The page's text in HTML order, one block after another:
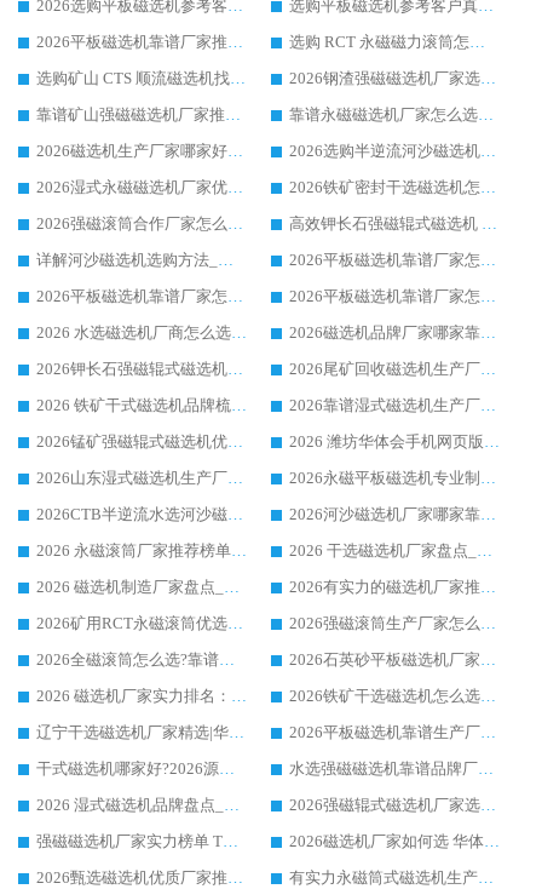
2026选购平板磁选机参考客户真实体验，华体会手机网页版-华体会(中国) 厂家行业口碑排名前列
选购平板磁选机参考客户真实体验，华体会手机网页版-华体会(中国) 厂家依托行业口碑收获大量客户认可
2026平板磁选机靠谱厂家推荐_ 华体会手机网页版-华体会(中国) 凭借良好口碑获得众多客户认可
选购 RCT 永磁磁力滚筒怎么选?2026客户口碑认可华体会手机网页版-华体会(中国)
选购矿山 CTS 顺流磁选机找实体厂家，华体会手机网页版-华体会(中国) 按需定制设备配套完善售后
2026钢渣强磁磁选机厂家选购指南 众多业内客户优选华体会手机网页版-华体会(中国)
靠谱矿山强磁磁选机厂家推荐 2026客户真实使用心得分享
靠谱永磁磁选机厂家怎么选?福建客户真实体验分享华体会手机网页版-华体会(中国) 品牌
2026磁选机生产厂家哪家好?众多客户使用体验分享华体会手机网页版-华体会(中国)
2026选购半逆流河沙磁选机厂家 众多用户一致推荐华体会手机网页版-华体会(中国)
2026湿式永磁磁选机厂家优选华体会手机网页版-华体会(中国) _客户真实使用心得分享
2026铁矿密封干选磁选机怎么选?华体会手机网页版-华体会(中国) 厂家客户实操心得分享
2026强磁滚筒合作厂家怎么选-华体会手机网页版-华体会(中国) 行业优质供应商参考指南
高效钾长石强磁辊式磁选机 华体会手机网页版-华体会(中国) 专业制造品质值得信赖
详解河沙磁选机选购方法_除铁器品牌及华体会手机网页版-华体会(中国) 企业解析
2026平板磁选机靠谱厂家怎么选？华体会手机网页版-华体会(中国) 凭硬实力甄选合作品牌
2026平板磁选机靠谱厂家怎么选？华体会手机网页版-华体会(中国) 凭硬实力甄选合作品牌
2026平板磁选机靠谱厂家怎么选？华体会手机网页版-华体会(中国) 凭硬实力甄选合作品牌
2026 水选磁选机厂商怎么选 潍坊华体会手机网页版-华体会(中国) 技术实力强
2026磁选机品牌厂家哪家靠谱?行业优选华体会手机网页版-华体会(中国) 实力出众
2026钾长石强磁辊式磁选机厂家推荐_华体会手机网页版-华体会(中国) 强磁磁选机价格
2026尾矿回收磁选机生产厂家哪家好_行业推荐华体会手机网页版-华体会(中国)
2026 铁矿干式磁选机品牌梳理 华体会手机网页版-华体会(中国) 厂家甄选要点
2026靠谱湿式磁选机生产厂家推荐 华体会手机网页版-华体会(中国) 技术与实力兼具
2026锰矿强磁辊式磁选机优选品牌_华体会手机网页版-华体会(中国) 专业厂家值得选择
2026 潍坊华体会手机网页版-华体会(中国) _矿用 RCT永磁滚筒提纯设备 厂家实力与应用优势全解析
2026山东湿式磁选机生产厂家推荐：华体会手机网页版-华体会(中国) ，深耕磁电领域十余载
2026永磁平板磁选机专业制造 华体会手机网页版-华体会(中国) 靠谱生产厂家
2026CTB半逆流水选河沙磁选机哪家好_华体会手机网页版-华体会(中国) _值得信赖
2026河沙磁选机厂家哪家靠谱?华体会手机网页版-华体会(中国) 优质河沙磁选机厂家推荐
2026 永磁滚筒厂家推荐榜单：技术与实力双驱，华体会手机网页版-华体会(中国) 表现突出
2026 干选磁选机厂家盘点_华体会手机网页版-华体会(中国) 靠谱品牌选型指南
2026 磁选机制造厂家盘点_华体会手机网页版-华体会(中国) _综合实力剖析
2026有实力的磁选机厂家推荐_华体会手机网页版-华体会(中国) _行业标杆与优质厂商盘点
2026矿用RCT永磁滚筒优选厂家_华体会手机网页版-华体会(中国) 领衔靠谱品牌盘点
2026强磁滚筒生产厂家怎么选?行业口碑推荐华体会手机网页版-华体会(中国)
2026全磁滚筒怎么选?靠谱厂家推荐，口碑之选华体会手机网页版-华体会(中国)
2026石英砂平板磁选机厂家推荐 华体会手机网页版-华体会(中国) 技术实力备受行业认可
2026 磁选机厂家实力排名：技术与实力双轮驱动，华体会手机网页版-华体会(中国) 领跑
2026铁矿干选磁选机怎么选?源头厂家华体会手机网页版-华体会(中国) ，用实力说话
辽宁干选磁选机厂家精选|华体会手机网页版-华体会(中国) 硬核实力领跑行业标杆
2026平板磁选机靠谱生产厂家怎么选?行业标杆华体会手机网页版-华体会(中国) ，凭硬实力脱颖而出
干式磁选机哪家好?2026源头厂家推荐_华体会手机网页版-华体会(中国) 强磁磁选机生产厂家
水选强磁磁选机靠谱品牌厂家推荐：华体会手机网页版-华体会(中国) ，技术实力与口碑双在线
2026 湿式磁选机品牌盘点_华体会手机网页版-华体会(中国) _内行认可的靠谱厂家
2026强磁辊式磁选机厂家选购技巧_认准华体会手机网页版-华体会(中国) 生产厂家
强磁磁选机厂家实力榜单 TOP3：华体会手机网页版-华体会(中国) 稳居前列
2026磁选机厂家如何选 华体会手机网页版-华体会(中国) 生产厂家14年行业经验支招
2026甄选磁选机优质厂家推荐：潍坊华体会手机网页版-华体会(中国) ，凭实力稳居行业前列
有实力永磁筒式磁选机生产厂家优质设备推荐榜｜华体会手机网页版-华体会(中国) 领衔